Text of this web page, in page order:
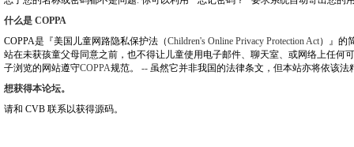
什么是 COPPA
COPPA是『美国儿童网路隐私保护法（Children's Online Privacy Protection Act）』的
站在未获孩童父母同意之前，也不得让儿童使用电子邮件、聊天室、或网络上任
子浏览的网站遵守COPPA规范。 -- 虽然它并非我国的法律条文，但本站亦将依该法
想获得本论坛。
请和 CVB 联系以获得源码。